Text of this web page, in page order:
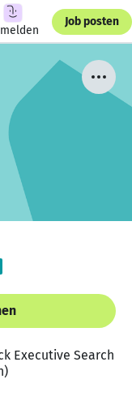
Job posten
Executive Search